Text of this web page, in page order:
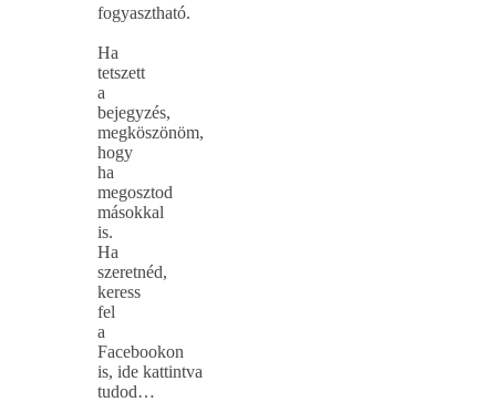
fogyasztható.
Ha
tetszett
a
bejegyzés,
megköszönöm,
hogy
ha
megosztod
másokkal
is.
Ha
szeretnéd,
keress
fel
a
Facebookon
is, ide kattintva
tudod…